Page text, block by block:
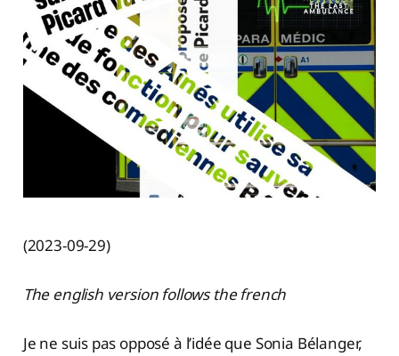
(2023-09-29)
The english version follows the french
Je ne suis pas opposé à l’idée que Sonia Bélanger,